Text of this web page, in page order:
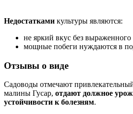
Недостатками культуры являются:
не яркий вкус без выраженного
мощные побеги нуждаются в
Отзывы о виде
Садоводы отмечают
малины Гусар, отдают должное
устойчивости к болезням.